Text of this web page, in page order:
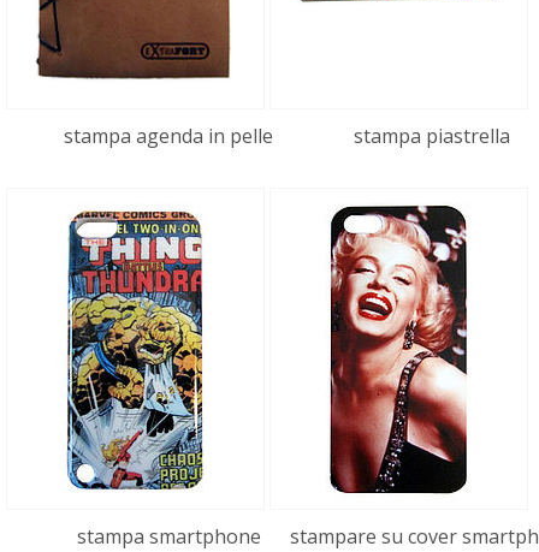
stampa agenda in pelle stampa piastrella
stampa smartphone stampare su cover